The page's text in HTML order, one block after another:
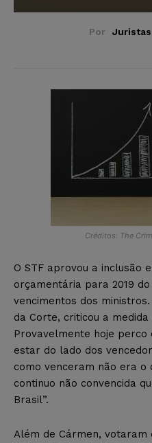
Por Juristas
Créditos: The
O STF aprovou a inclusão
orçamentária para 2019
vencimentos dos
da Corte, criticou a
Provavelmente hoje perco
estar do lado dos
como venceram não era o
continuo não convencida
Brasil”.
Além de Cármen, votaram